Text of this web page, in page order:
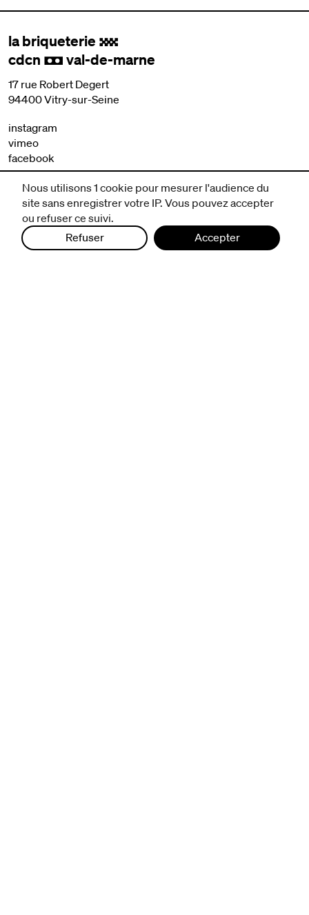
la briqueterie .
cdcn , val-de-marne
17 rue Robert Degert
94400 Vitry-sur-Seine
instagram
vimeo
facebook
nous contacter
mentions légales et CGV
politique de protection des données
Nous utilisons 1 cookie pour mesurer l'audience du
site sans enregistrer votre IP. Vous pouvez accepter
ou refuser ce suivi.
Refuser
Accepter